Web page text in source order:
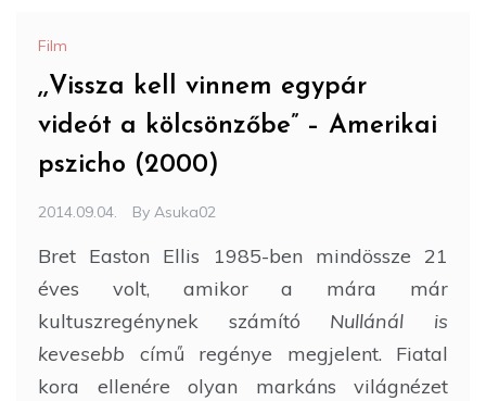
Film
,,Vissza kell vinnem egypár
videót a kölcsönzőbe” – Amerikai
pszicho (2000)
2014.09.04. By Asuka02
Bret Easton Ellis 1985-ben mindössze 21
éves volt, amikor a mára már
kultuszregénynek számító Nullánál is
kevesebb című regénye megjelent. Fiatal
kora ellenére olyan markáns világnézet